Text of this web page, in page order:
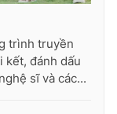
trình truyền
kết, đánh dấu
sĩ và các...